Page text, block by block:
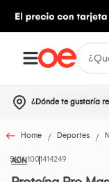
¿Dónde te gustaría
Home Deportes
ADN1001414249